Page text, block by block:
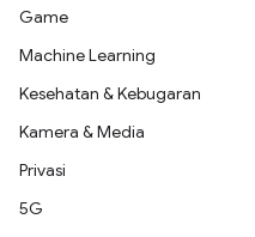
Game
Machine Learning
Kesehatan & Kebugaran
Kamera & Media
Privasi
5G